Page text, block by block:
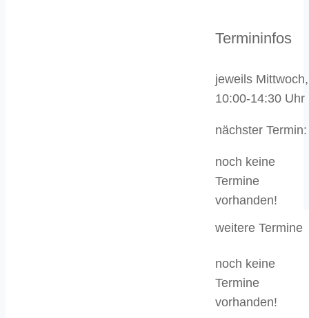
Termininfos
jeweils Mittwoch,
10:00-14:30 Uhr
nächster Termin:
noch keine
Termine
vorhanden!
weitere Termine
noch keine
Termine
vorhanden!